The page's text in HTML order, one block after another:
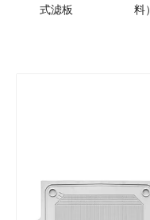
式滤板
料）